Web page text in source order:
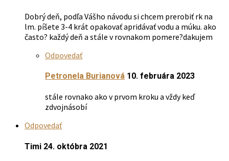
Dobrý deň, podľa Vášho návodu si chcem prerobiť rk na
lm. píšete 3-4 krát opakovať apridávať vodu a múku. ako
často? každý deň a stále v rovnakom pomere?dakujem
Odpovedať
Petronela Burianová 10. februára 2023
stále rovnako ako v prvom kroku a vždy keď
zdvojnásobí
Odpovedať
Timi 24. októbra 2021